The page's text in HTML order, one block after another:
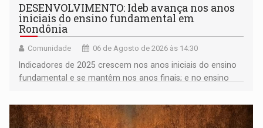
DESENVOLVIMENTO: Ideb avança nos anos
iniciais do ensino fundamental em
Rondônia
Comunidade 06 de Agosto de 2026 às 14:30
Indicadores de 2025 crescem nos anos iniciais do ensino
fundamental e se mantêm nos anos finais; e no ensino